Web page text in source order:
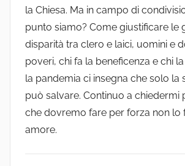
la Chiesa. Ma in campo di
punto siamo? Come giustificare le
disparità tra clero e laici, uomini e
poveri, chi fa la beneficenza e chi
la pandemia ci insegna che solo la
può salvare. Continuo a chiedermi
che dovremo fare per forza non lo
amore.